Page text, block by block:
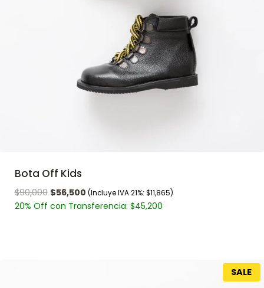
Bota Off Kids
$90,000 $56,500 (Incluye IVA 21%: $11,865)
20% Off con Transferencia: $45,200
SALE